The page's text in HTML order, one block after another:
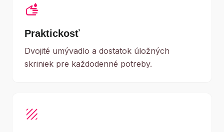
wash
Praktickosť
Dvojité umývadlo a dostatok úložných
skriniek pre každodenné potreby.
texture